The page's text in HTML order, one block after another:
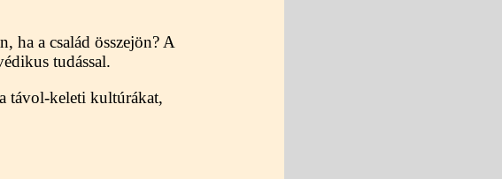
ha a család összejön? A
tudással.
távol-keleti kultúrákat,